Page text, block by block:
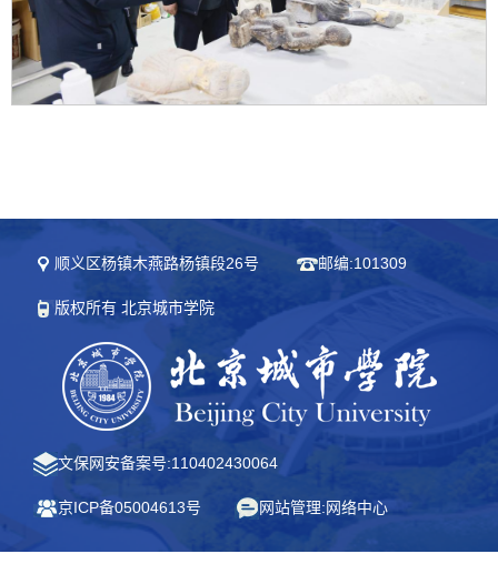
顺义区杨镇木燕路杨镇段26号 邮编:101309
版权所有 北京城市学院
文保网安备案号:110402430064
京ICP备05004613号 网站管理:网络中心